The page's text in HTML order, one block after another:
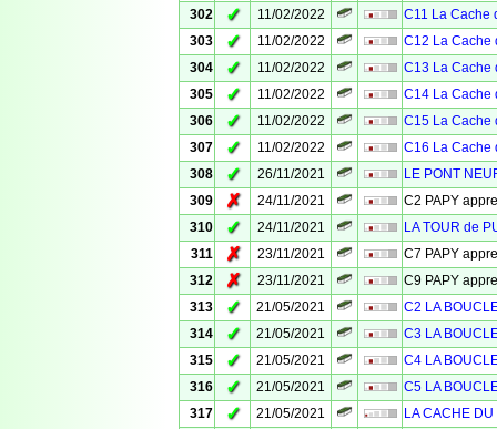
302
✓ 11/02/2022
C11 La Cache
303
✓ 11/02/2022
C12 La Cache
304
✓ 11/02/2022
C13 La Cache
305
✓ 11/02/2022
C14 La Cache
306
✓ 11/02/2022
C15 La Cache
307
✓ 11/02/2022
C16 La Cache
308
✓ 26/11/2021
LE PONT
309
✗ 24/11/2021
C2 PAPY
310
✓ 24/11/2021
LA TOUR de
311
✗ 23/11/2021
C7 PAPY
312
✗ 23/11/2021
C9 PAPY
313
✓ 21/05/2021
C2 LA
314
✓ 21/05/2021
C3 LA
315
✓ 21/05/2021
C4 LA
316
✓ 21/05/2021
C5 LA
317
✓ 21/05/2021
LA CACHE